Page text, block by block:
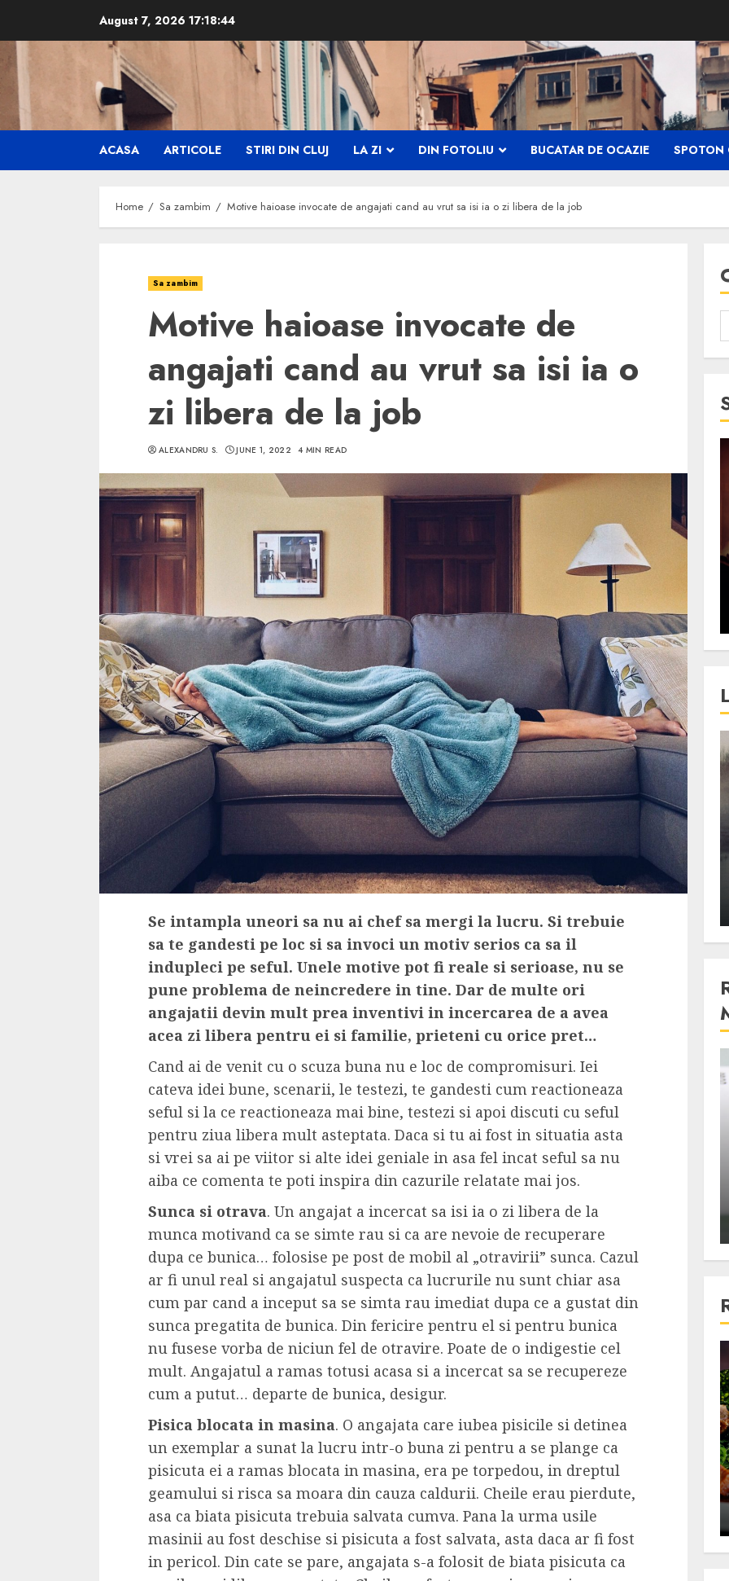
content
August 7, 2026 17:18:45
ACASA ARTICOLE STIRI DIN CLUJ LA ZI DIN FOTOLIU BUCATAR DE OCAZIE SPOTON
Home Sa zambim Motive haioase invocate de angajati cand au vrut sa isi ia o zi libera de la job
Sa zambim
Motive haioase invocate de
angajati cand au vrut sa isi ia o
zi libera de la job
ALEXANDRU S. JUNE 1, 2022 4 MIN READ
Se intampla uneori sa nu ai chef sa mergi la lucru. Si trebuie
sa te gandesti pe loc si sa invoci un motiv serios ca sa il
indupleci pe seful. Unele motive pot fi reale si serioase, nu se
pune problema de neincredere in tine. Dar de multe ori
angajatii devin mult prea inventivi in incercarea de a avea
acea zi libera pentru ei si familie, prieteni cu orice pret…
Cand ai de venit cu o scuza buna nu e loc de compromisuri. Iei
cateva idei bune, scenarii, le testezi, te gandesti cum reactioneaza
seful si la ce reactioneaza mai bine, testezi si apoi discuti cu seful
pentru ziua libera mult asteptata. Daca si tu ai fost in situatia asta
si vrei sa ai pe viitor si alte idei geniale in asa fel incat seful sa nu
aiba ce comenta te poti inspira din cazurile relatate mai jos.
Sunca si otrava. Un angajat a incercat sa isi ia o zi libera de la
munca motivand ca se simte rau si ca are nevoie de recuperare
dupa ce bunica… folosise pe post de mobil al „otravirii” sunca. Cazul
ar fi unul real si angajatul suspecta ca lucrurile nu sunt chiar asa
cum par cand a inceput sa se simta rau imediat dupa ce a gustat din
sunca pregatita de bunica. Din fericire pentru el si pentru bunica
nu fusese vorba de niciun fel de otravire. Poate de o indigestie cel
mult. Angajatul a ramas totusi acasa si a incercat sa se recupereze
cum a putut… departe de bunica, desigur.
Pisica blocata in masina. O angajata care iubea pisicile si detinea
un exemplar a sunat la lucru intr-o buna zi pentru a se plange ca
pisicuta ei a ramas blocata in masina, era pe torpedou, in dreptul
geamului si risca sa moara din cauza caldurii. Cheile erau pierdute,
asa ca biata pisicuta trebuia salvata cumva. Pana la urma usile
masinii au fost deschise si pisicuta a fost salvata, asta daca ar fi fost
in pericol. Din cate se pare, angajata s-a folosit de biata pisicuta ca
5 min read
SpotOn Cluj
Ce poti vizita in jurul
Clujului cand te afli intr-un
weekend prelungit in
“Orasul Comoara”?
ALEXANDRU S. MAY 31, 2023
SpotOn Cluj
Festivalurile Clujului. De
ce atrage Clujul tinerii si
pe cei mai in varsta an de
ALEXANDRU S. DECEMBER 13, 2023
4 min read
Razboiul din Gaza, scanteia
fatala pentru Orientul
Mijlociu?
3 min read
Stiinta
Lumina ar putea contribui
si ea la evaporarea apei in
natura
3 min read
Din fotoliu
Dungeons & Dragons:
Onoare printre hoti, un
film ca un joc care te
cucereste de la primele
cadre
4 min read
Din fotoliu
The Killer, un film care nu a
reusit sa se ridice la
nivelul asteptarilor
publicului si criticilor
Bucatar de ocazie
Cele mai delicioase retete
cu piept de curcan
ALEXANDRU S. MAY 24, 2023
Bucatar de ocazie
3 retete delicioase in care
carnea de rata e vedeta
incontestabila
ALEXANDRU S. NOVEMBER 29, 2023